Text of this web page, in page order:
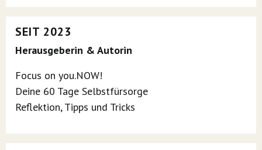
SEIT 2023
Herausgeberin & Autorin
Focus on you.NOW!
Deine 60 Tage Selbstfürsorge
Reflektion, Tipps und Tricks